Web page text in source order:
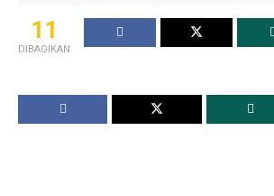
11
DIBAGIKAN